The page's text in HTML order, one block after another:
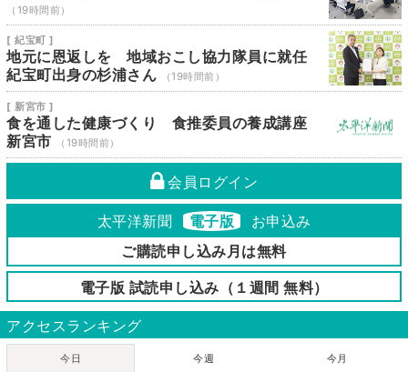
（19時間前）
[ 紀宝町 ]
地元に恩返しを 地域おこし協力隊員に就任
紀宝町出身の杉浦さん
（19時間前）
[ 新宮市 ]
食を通した健康づくり 食推委員の養成講座
新宮市
（19時間前）
会員ログイン
太平洋新聞 電子版
お申込み
ご購読申し込み月は無料
電子版 試読申し込み（１週間 無料）
アクセスランキング
今日 今週 今月